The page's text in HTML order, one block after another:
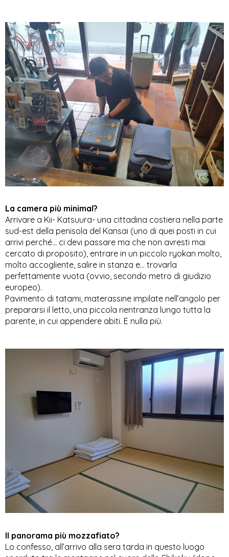
La camera più minimal?
Arrivare a Kii- Katsuura- una cittadina costiera nella parte
sud-est della penisola del Kansai (uno di quei posti in cui
arrivi perché... ci devi passare ma che non avresti mai
cercato di proposito), entrare in un piccolo ryokan molto,
molto accogliente, salire in stanza e… trovarla
perfettamente vuota (ovvio, secondo metro di giudizio
europeo).
Pavimento di tatami, materassine impilate nell’angolo per
prepararsi il letto, una piccola rientranza lungo tutta la
parente, in cui appendere abiti. E nulla più.
Il panorama più mozzafiato?
Lo confesso, all’arrivo alla sera tarda in questo luogo